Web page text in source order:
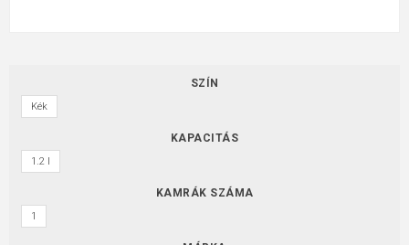
SZÍN
Kék
KAPACITÁS
1.2 l
KAMRÁK SZÁMA
1